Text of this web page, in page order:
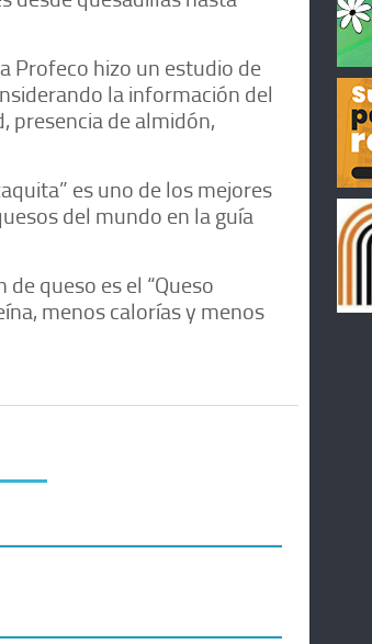
Profeco hizo un estudio de
la información del
presencia de almidón,
es uno de los mejores
del mundo en la guía
queso es el “Queso
menos calorías y menos